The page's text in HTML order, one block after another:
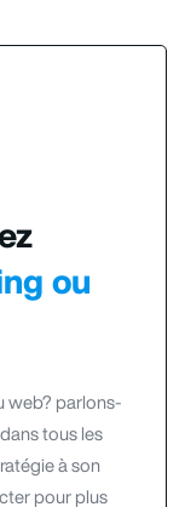
ou
web? parlons-
tous les
à son
pour plus